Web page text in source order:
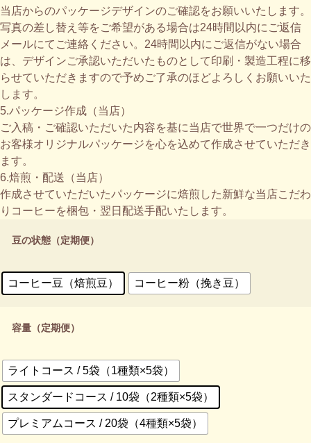
当店からのパッケージデザインのご確認をお願いいたします。
写真の差し替え等をご希望がある場合は24時間以内にご返信
メールにてご連絡ください。24時間以内にご返信がない場合
は、デザインご承認いただいたものとして印刷・製造工程に移
らせていただきますので予めご了承のほどよろしくお願いいた
します。
5.パッケージ作成（当店）
ご入稿・ご確認いただいた内容を基に当店で世界で一つだけの
お客様オリジナルパッケージを心を込めて作成させていただき
ます。
6.焙煎・配送（当店）
作成させていただいたパッケージに焙煎した新鮮な当店こだわ
りコーヒーを梱包・翌日配送手配いたします。
豆の状態（定期便）
コーヒー豆（焙煎豆） コーヒー粉（挽き豆）
容量（定期便）
ライトコース / 5袋（1種類×5袋）
スタンダードコース / 10袋（2種類×5袋）
プレミアムコース / 20袋（4種類×5袋）